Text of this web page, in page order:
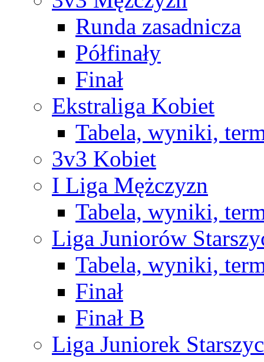
Runda zasadnicza
Półfinały
Finał
Ekstraliga Kobiet
Tabela, wyniki,
3v3 Kobiet
I Liga Mężczyzn
Tabela, wyniki,
Liga Juniorów
Tabela, wyniki,
Finał
Finał B
Liga Juniorek